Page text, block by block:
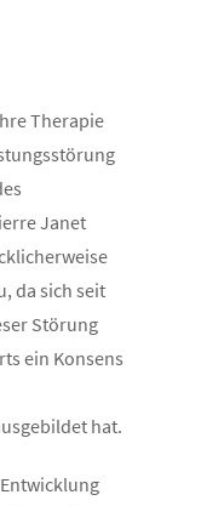
Therapie
Janet
da sich seit
Störung
ein Konsens
hat.